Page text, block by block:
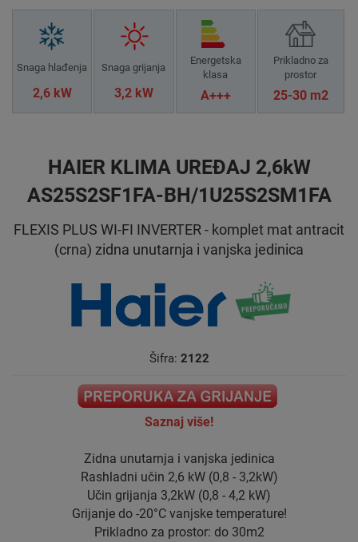
Snaga hlađenja
2,6 kW
Snaga grijanja
3,2 kW
Energetska
klasa
A+++
Prikladno za
prostor
25-30 m2
HAIER KLIMA UREĐAJ 2,6kW
AS25S2SF1FA-BH/1U25S2SM1FA
FLEXIS PLUS WI-FI INVERTER - komplet mat antracit
(crna) zidna unutarnja i vanjska jedinica
Šifra: 2122
Saznaj više!
Zidna unutarnja i vanjska jedinica
Rashladni učin 2,6 kW (0,8 - 3,2kW)
Učin grijanja 3,2kW (0,8 - 4,2 kW)
Grijanje do -20°C vanjske temperature!
Prikladno za prostor: do 30m2